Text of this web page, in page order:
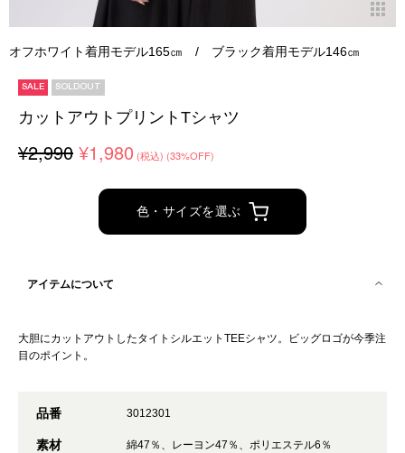
オフホワイト着用モデル165㎝ / ブラック着用モデル146㎝
SALE SOLDOUT
カットアウトプリントTシャツ
¥2,990 ¥1,980 (税込) (33%OFF)
色・サイズを選ぶ
アイテムについて
大胆にカットアウトしたタイトシルエットTEEシャツ。ビッグロゴが今季注
目のポイント。
品番 3012301
素材 綿47％、レーヨン47％、ポリエステル6％